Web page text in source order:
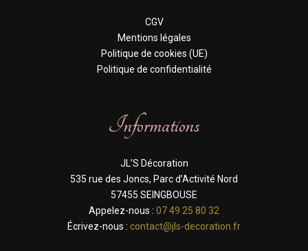
CGV
Mentions légales
Politique de cookies (UE)
Politique de confidentialité
Informations
JL’S Décoration
535 rue des Joncs, Parc d’Activité Nord
57455 SEINGBOUSE
Appelez-nous : 07 49 25 80 32
Écrivez-nous : contact@jls-decoration.fr